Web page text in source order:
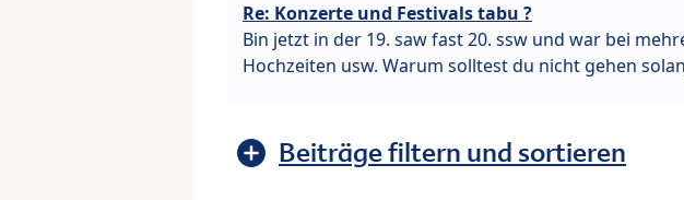
Re: Konzerte und Festivals tabu ?
Bin jetzt in der 19. saw fast 20. ssw und war bei
Hochzeiten usw. Warum solltest du nicht gehen
Beiträge filtern und sortieren